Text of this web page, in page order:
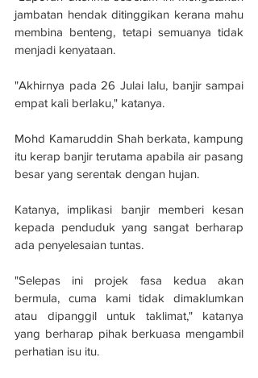
jambatan hendak ditinggikan kerana mahu
membina benteng, tetapi semuanya tidak
menjadi kenyataan.
"Akhirnya pada 26 Julai lalu, banjir sampai
empat kali berlaku," katanya.
Mohd Kamaruddin Shah berkata, kampung
itu kerap banjir terutama apabila air pasang
besar yang serentak dengan hujan.
Katanya, implikasi banjir memberi kesan
kepada penduduk yang sangat berharap
ada penyelesaian tuntas.
"Selepas ini projek fasa kedua akan
bermula, cuma kami tidak dimaklumkan
atau dipanggil untuk taklimat," katanya
yang berharap pihak berkuasa mengambil
perhatian isu itu.